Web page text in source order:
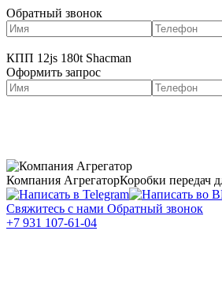
Обратный звонок
КПП 12js 180t Shacman
Оформить запрос
Компания АгрегаторКоробки передач
Свяжитесь с нами Обратный звонок
+7 931 107-61-04